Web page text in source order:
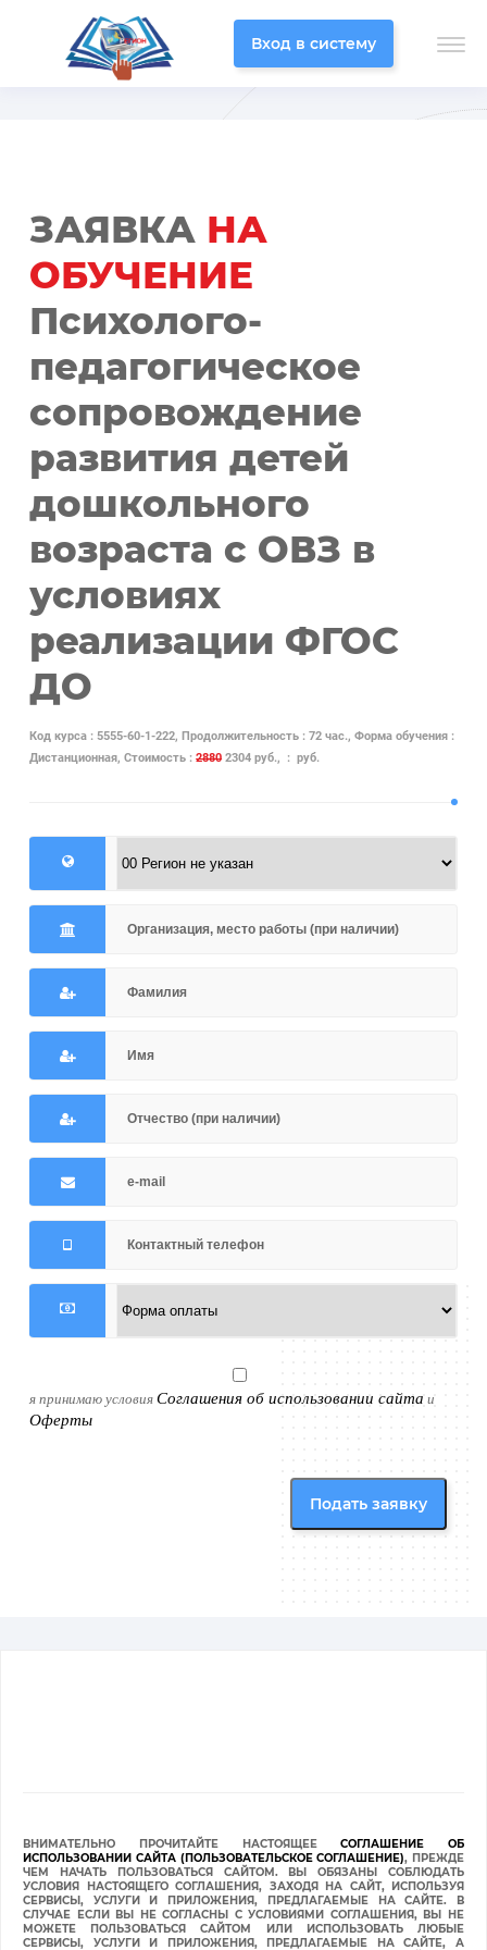
Вход в систему
ЗАЯВКА НА
ОБУЧЕНИЕ
Психолого-
педагогическое
сопровождение
развития детей
дошкольного
возраста с ОВЗ в
условиях
реализации ФГОС
ДО
Код курса : 5555-60-1-222, Продолжительность : 72 час., Форма обучения :
Дистанционная, Стоимость :28802304 руб., : руб.
я принимаю условияСоглашения об использовании сайта и
Оферты
ВНИМАТЕЛЬНО ПРОЧИТАЙТЕ НАСТОЯЩЕЕСОГЛАШЕНИЕ ОБ
ИСПОЛЬЗОВАНИИ САЙТА (ПОЛЬЗОВАТЕЛЬСКОЕ СОГЛАШЕНИЕ), ПРЕЖДЕ
ЧЕМ НАЧАТЬ ПОЛЬЗОВАТЬСЯ САЙТОМ. ВЫ ОБЯЗАНЫ СОБЛЮДАТЬ
УСЛОВИЯ НАСТОЯЩЕГО СОГЛАШЕНИЯ, ЗАХОДЯ НА САЙТ, ИСПОЛЬЗУЯ
СЕРВИСЫ, УСЛУГИ И ПРИЛОЖЕНИЯ, ПРЕДЛАГАЕМЫЕ НА САЙТЕ. В
СЛУЧАЕ ЕСЛИ ВЫ НЕ СОГЛАСНЫ С УСЛОВИЯМИ СОГЛАШЕНИЯ, ВЫ НЕ
МОЖЕТЕ ПОЛЬЗОВАТЬСЯ САЙТОМ ИЛИ ИСПОЛЬЗОВАТЬ ЛЮБЫЕ
СЕРВИСЫ, УСЛУГИ И ПРИЛОЖЕНИЯ, ПРЕДЛАГАЕМЫЕ НА САЙТЕ, А